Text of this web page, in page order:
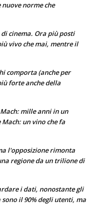
norme che
cinema. Ora più posti
vivo che mai, mentre il
comporta (anche per
forte anche della
mille anni in un
un vino che fa
l'opposizione rimonta
regione da un trilione di
i dati, nonostante gli
il 90% degli utenti, ma